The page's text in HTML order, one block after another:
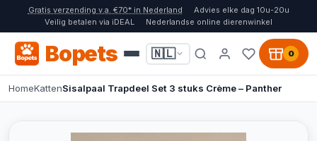
Gratis verzending v.a. €70* in Nederland
Advies elke dag 10u-20u
Veilig betalen via iDEAL
Nederlandse online dierenwinkel
Bopets 🇳🇱 0
HomeKattenSisalpaal Trapdeel Set 3 stuks Crème – Panther